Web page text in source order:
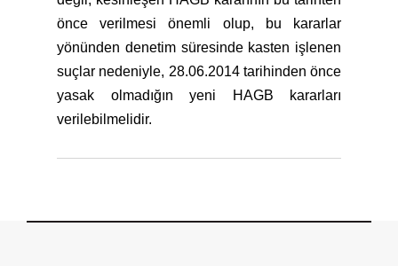
önce verilmesi önemli olup, bu kararlar
yönünden denetim süresinde kasten işlenen
suçlar nedeniyle, 28.06.2014 tarihinden önce
yasak olmadığın yeni HAGB kararları
verilebilmelidir.